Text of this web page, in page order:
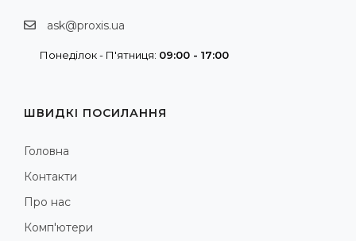
ask@proxis.ua
Понеділок - П'ятниця: 09:00 - 17:00
ШВИДКІ ПОСИЛАННЯ
Головна
Контакти
Про нас
Комп'ютери